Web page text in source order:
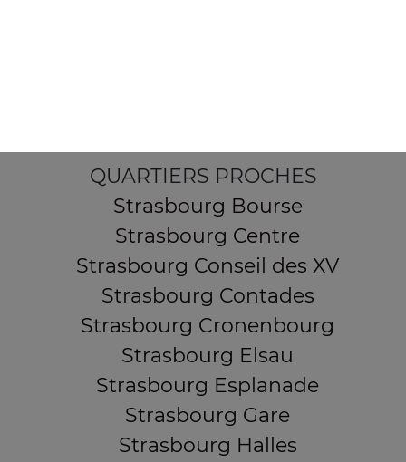
QUARTIERS PROCHES
Strasbourg Bourse
Strasbourg Centre
Strasbourg Conseil des XV
Strasbourg Contades
Strasbourg Cronenbourg
Strasbourg Elsau
Strasbourg Esplanade
Strasbourg Gare
Strasbourg Halles